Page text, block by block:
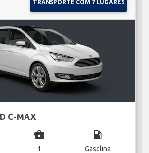
TRANSPORTE COM 7 LUGARES
C-MAX
business_center
1
local_gas_station
Gasolina